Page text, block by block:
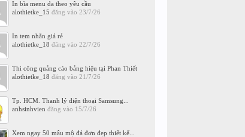
In bìa menu da theo yêu cầu
alothietke_15 đăng vào 23/7/26
In tem nhãn giá rẻ
alothietke_18 đăng vào 22/7/26
Thi công quảng cáo bảng hiệu tại Phan Thiết
alothietke_18 đăng vào 21/7/26
Tp. HCM. Thanh lý điện thoại Samsung...
anhsinhvien đăng vào 15/7/26
Xem ngay 50 mẫu mộ đá đơn đẹp thiết kế...